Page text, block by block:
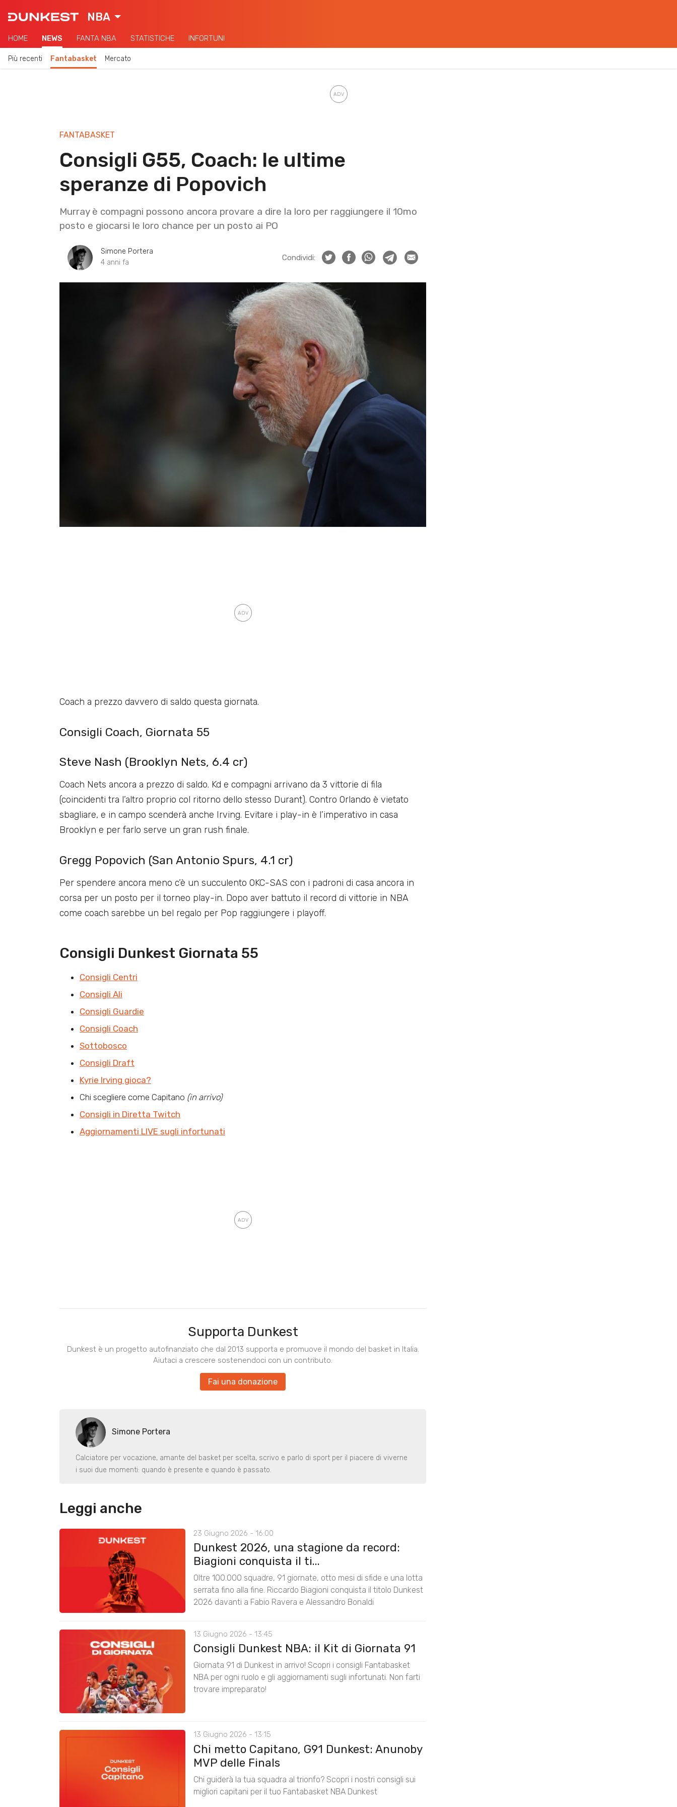
NBA
HOME NEWS FANTA NBA STATISTICHE INFORTUNI
Più recenti Fantabasket Mercato
FANTABASKET
Consigli G55, Coach: le ultime
speranze di Popovich
Murray è compagni possono ancora provare a dire la loro per raggiungere il 10mo
posto e giocarsi le loro chance per un posto ai PO
Simone Portera
4 anni fa
Condividi:
Coach a prezzo davvero di saldo questa giornata.
Consigli Coach, Giornata 55
Steve Nash (Brooklyn Nets, 6.4 cr)
Coach Nets ancora a prezzo di saldo. Kd e compagni arrivano da 3 vittorie di fila
(coincidenti tra l’altro proprio col ritorno dello stesso Durant). Contro Orlando è vietato
sbagliare, e in campo scenderà anche Irving. Evitare i play-in è l’imperativo in casa
Brooklyn e per farlo serve un gran rush finale.
Gregg Popovich (San Antonio Spurs, 4.1 cr)
Per spendere ancora meno c’è un succulento OKC-SAS con i padroni di casa ancora in
corsa per un posto per il torneo play-in. Dopo aver battuto il record di vittorie in NBA
come coach sarebbe un bel regalo per Pop raggiungere i playoff.
Consigli Dunkest Giornata 55
Consigli Centri
Consigli Ali
Consigli Guardie
Consigli Coach
Sottobosco
Consigli Draft
Kyrie Irving gioca?
Chi scegliere come Capitano (in arrivo)
Consigli in Diretta Twitch
Aggiornamenti LIVE sugli infortunati
Supporta Dunkest
Dunkest è un progetto autofinanziato che dal 2013 supporta e promuove il mondo del basket in Italia.
Aiutaci a crescere sostenendoci con un contributo.
Fai una donazione
Simone Portera
Calciatore per vocazione, amante del basket per scelta, scrivo e parlo di sport per il piacere di viverne
i suoi due momenti: quando è presente e quando è passato.
Leggi anche
23 Giugno 2026 - 16:00
Dunkest 2026, una stagione da record:
Biagioni conquista il ti...
Oltre 100.000 squadre, 91 giornate, otto mesi di sfide e una lotta
serrata fino alla fine. Riccardo Biagioni conquista il titolo Dunkest
2026 davanti a Fabio Ravera e Alessandro Bonaldi
13 Giugno 2026 - 13:45
Consigli Dunkest NBA: il Kit di Giornata 91
Giornata 91 di Dunkest in arrivo! Scopri i consigli Fantabasket
NBA per ogni ruolo e gli aggiornamenti sugli infortunati. Non farti
trovare impreparato!
13 Giugno 2026 - 13:15
Chi metto Capitano, G91 Dunkest: Anunoby
MVP delle Finals
Chi guiderà la tua squadra al trionfo? Scopri i nostri consigli sui
migliori capitani per il tuo Fantabasket NBA Dunkest